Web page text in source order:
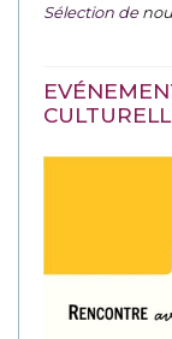
Sélection de